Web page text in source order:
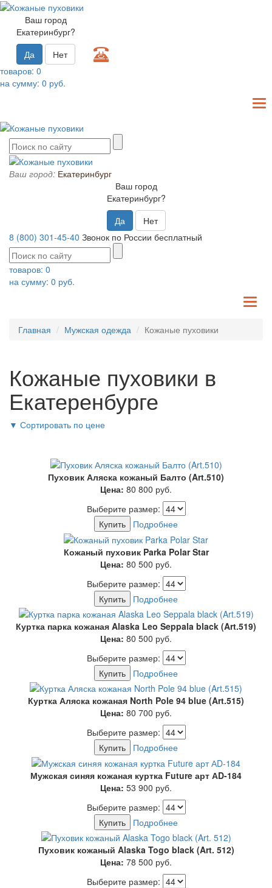
Ваш город
Екатеринбург?
Да
Нет
товаров: 0
на сумму: 0 руб.
Ваш город: Екатеринбург
Ваш город
Екатеринбург?
Да
Нет
8 (800) 301-45-40 Звонок по России бесплатный
товаров: 0
на сумму: 0 руб.
Главная Мужская одежда Кожаные пуховики
Кожаные пуховики в
Екатеренбурге
▼ Сортировать по цене
Пуховик Аляска кожаный Балто (Art.510)
Цена: 80 800 руб.
Выберите размер:
Купить
Подробнее
Кожаный пуховик Parka Polar Star
Цена: 80 500 руб.
Выберите размер:
Купить
Подробнее
Куртка парка кожаная Alaska Leo Seppala black (Art.519)
Цена: 80 500 руб.
Выберите размер:
Купить
Подробнее
Куртка Аляска кожаная North Pole 94 blue (Art.515)
Цена: 80 700 руб.
Выберите размер:
Купить
Подробнее
Мужская синяя кожаная куртка Future арт АD-184
Цена: 53 900 руб.
Выберите размер:
Купить
Подробнее
Пуховик кожаный Alaska Togo black (Art. 512)
Цена: 78 500 руб.
Выберите размер: